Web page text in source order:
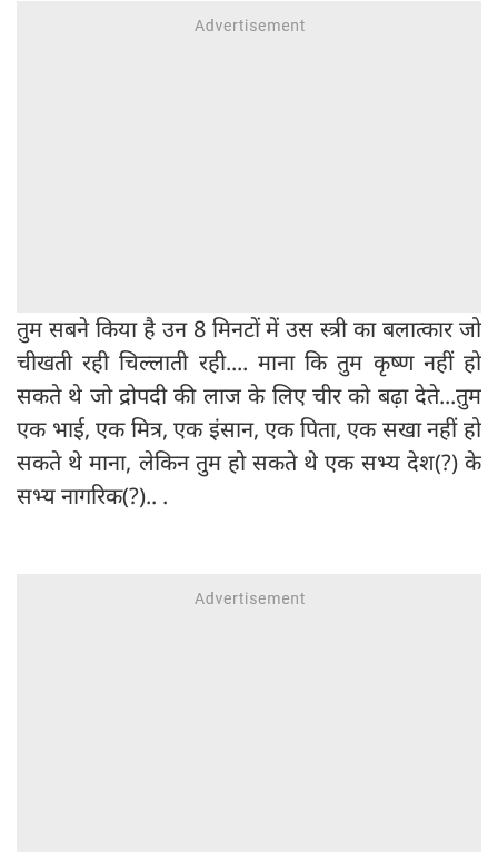
तुम सबने किया है उन 8 मिनटों में उस स्त्री का बलात्कार जो
चीखती रही चिल्लाती रही.... माना कि तुम कृष्ण नहीं हो
सकते थे जो द्रोपदी की लाज के लिए चीर को बढ़ा देते...तुम
एक भाई, एक मित्र, एक इंसान, एक पिता, एक सखा नहीं हो
सकते थे माना, लेकिन तुम हो सकते थे एक सभ्य देश(?) के
सभ्य नागरिक(?).. .